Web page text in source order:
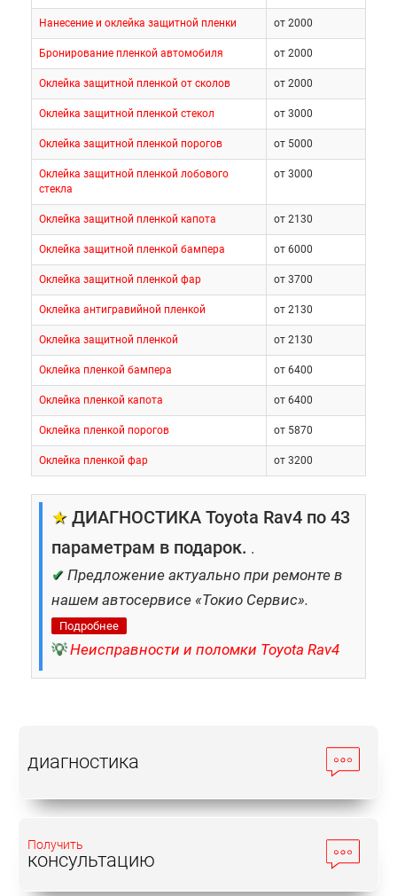
Нанесение и оклейка защитной пленки от 2000
Бронирование пленкой автомобиля от 2000
Оклейка защитной пленкой от сколов от 2000
Оклейка защитной пленкой стекол от 3000
Оклейка защитной пленкой порогов от 5000
Оклейка защитной пленкой лобового
стекла
от 3000
Оклейка защитной пленкой капота от 2130
Оклейка защитной пленкой бампера от 6000
Оклейка защитной пленкой фар от 3700
Оклейка антигравийной пленкой от 2130
Оклейка защитной пленкой от 2130
Оклейка пленкой бампера от 6400
Оклейка пленкой капота от 6400
Оклейка пленкой порогов от 5870
Оклейка пленкой фар от 3200
★ ДИАГНОСТИКА Toyota Rav4 по 43
параметрам в подарок. .
✔ Предложение актуально при ремонте в
нашем автосервисе «Токио Сервис».
Подробнее
💡 Неисправности и поломки Toyota Rav4
диагностика
Получить
консультацию